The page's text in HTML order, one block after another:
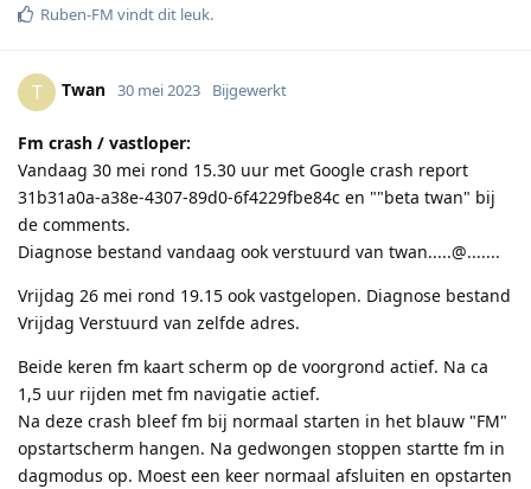
Ruben-FM vindt dit leuk.
T Twan 30 mei 2023 Bijgewerkt
Fm crash / vastloper:
Vandaag 30 mei rond 15.30 uur met Google crash report
31b31a0a-a38e-4307-89d0-6f4229fbe84c en ""beta twan" bij
de comments.
Diagnose bestand vandaag ook verstuurd van twan.....@.......
Vrijdag 26 mei rond 19.15 ook vastgelopen. Diagnose bestand
Vrijdag Verstuurd van zelfde adres.
Beide keren fm kaart scherm op de voorgrond actief. Na ca
1,5 uur rijden met fm navigatie actief.
Na deze crash bleef fm bij normaal starten in het blauw "FM"
opstartscherm hangen. Na gedwongen stoppen startte fm in
dagmodus op. Moest een keer normaal afsluiten en opstarten